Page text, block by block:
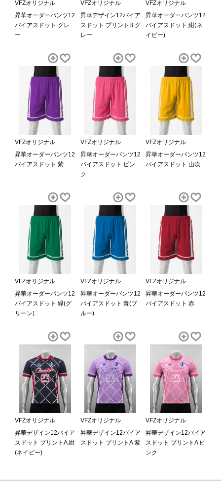
VFZオリジナル
昇華オーダーパンツ12
バイアスドット グレ
ー
VFZオリジナル
昇華デザイン12バイア
スドット プリントB グ
レー
VFZオリジナル
昇華オーダーパンツ12
バイアスドット 紺(ネ
イビー)
VFZオリジナル
昇華オーダーパンツ12
バイアスドット 紫
VFZオリジナル
昇華オーダーパンツ12
バイアスドット ピン
ク
VFZオリジナル
昇華オーダーパンツ12
バイアスドット 山吹
VFZオリジナル
昇華オーダーパンツ12
バイアスドット 緑(グ
リーン)
VFZオリジナル
昇華オーダーパンツ12
バイアスドット 青(ブ
ルー)
VFZオリジナル
昇華オーダーパンツ12
バイアスドット 赤
VFZオリジナル
昇華デザイン12バイア
スドット プリントA 紺
(ネイビー)
VFZオリジナル
昇華デザイン12バイア
スドット プリントA 紫
VFZオリジナル
昇華デザイン12バイア
スドット プリントA ピ
ンク